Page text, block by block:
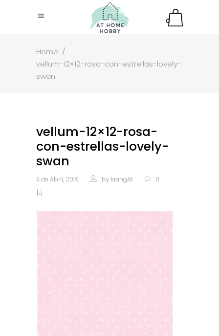
0
Home /
vellum-12×12-rosa-con-estrellas-lovely-
swan
vellum-12×12-rosa-
con-estrellas-lovely-
swan
3 de Abril, 2019 by kiangAt 0